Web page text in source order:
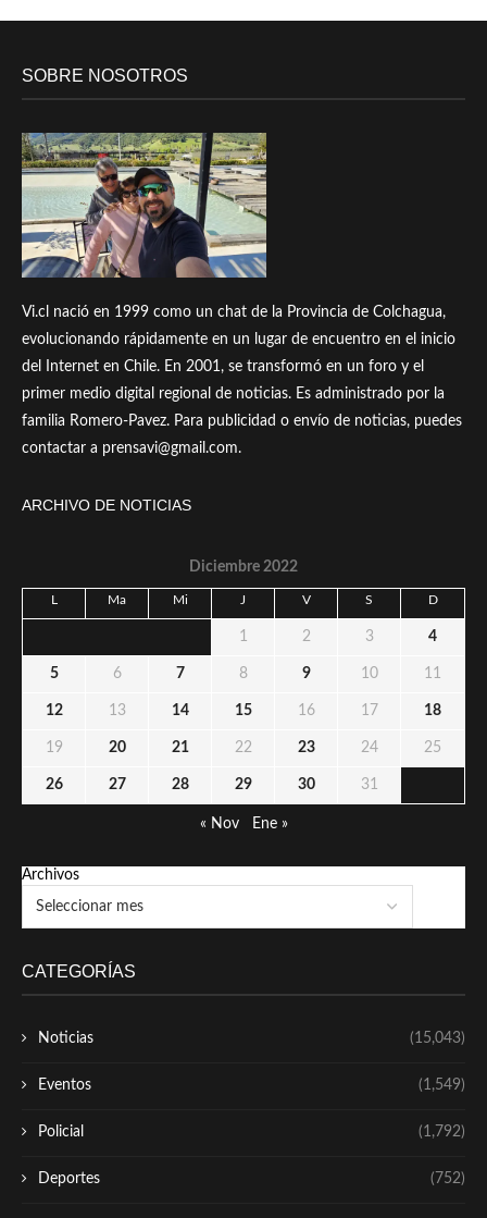
SOBRE NOSOTROS
Vi.cl nació en 1999 como un chat de la Provincia de Colchagua,
evolucionando rápidamente en un lugar de encuentro en el inicio
del Internet en Chile. En 2001, se transformó en un foro y el
primer medio digital regional de noticias. Es administrado por la
familia Romero-Pavez. Para publicidad o envío de noticias, puedes
contactar a prensavi@gmail.com.
ARCHIVO DE NOTICIAS
Diciembre 2022
Ma Mi J V S D
1 2 3 4
5 6 7 8 9 10 11
12 13 14 15 16 17 18
19 20 21 22 23 24 25
26 27 28 29 30 31
« Nov Ene »
Archivos
CATEGORÍAS
Noticias (15,043)
Eventos (1,549)
Policial (1,792)
Deportes (752)